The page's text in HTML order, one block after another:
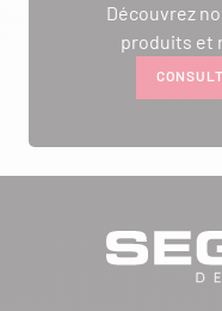
Découvrez
produits et